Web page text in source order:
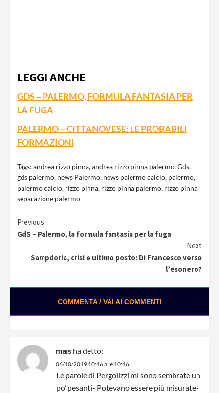
LEGGI ANCHE
GDS – PALERMO, FORMULA FANTASIA PER
LA FUGA
PALERMO – CITTANOVESE: LE PROBABILI
FORMAZIONI
Tags: andrea rizzo pinna,andrea rizzo pinna palermo,Gds,
gds palermo, news Palermo, news palermo calcio, palermo,
palermo calcio, rizzo pinna, rizzo pinna palermo, rizzo pinna
separazione palermo
Continue
Reading
Previous
GdS – Palermo, la formula fantasia per la fuga
Next
Sampdoria, crisi e ultimo posto: Di Francesco verso
l’esonero?
COMMENTA / VAI AI COMMENTI
mais ha detto:
06/10/2019 10:46 alle 10:46
Le parole di Pergolizzi mi sono sembrate un
po’ pesanti- Potevano essere più misurate-